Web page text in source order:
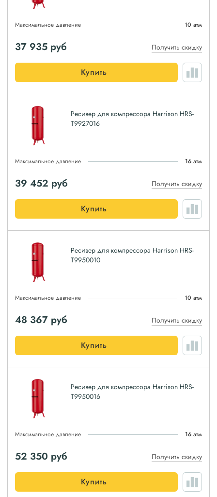
Максимальное давление 10 атм
37 935 руб Получить скидку
Купить
Ресивер для компрессора Harrison HRS-
T9927016
Максимальное давление 16 атм
39 452 руб Получить скидку
Купить
Ресивер для компрессора Harrison HRS-
T9950010
Максимальное давление 10 атм
48 367 руб Получить скидку
Купить
Ресивер для компрессора Harrison HRS-
T9950016
Максимальное давление 16 атм
52 350 руб Получить скидку
Купить